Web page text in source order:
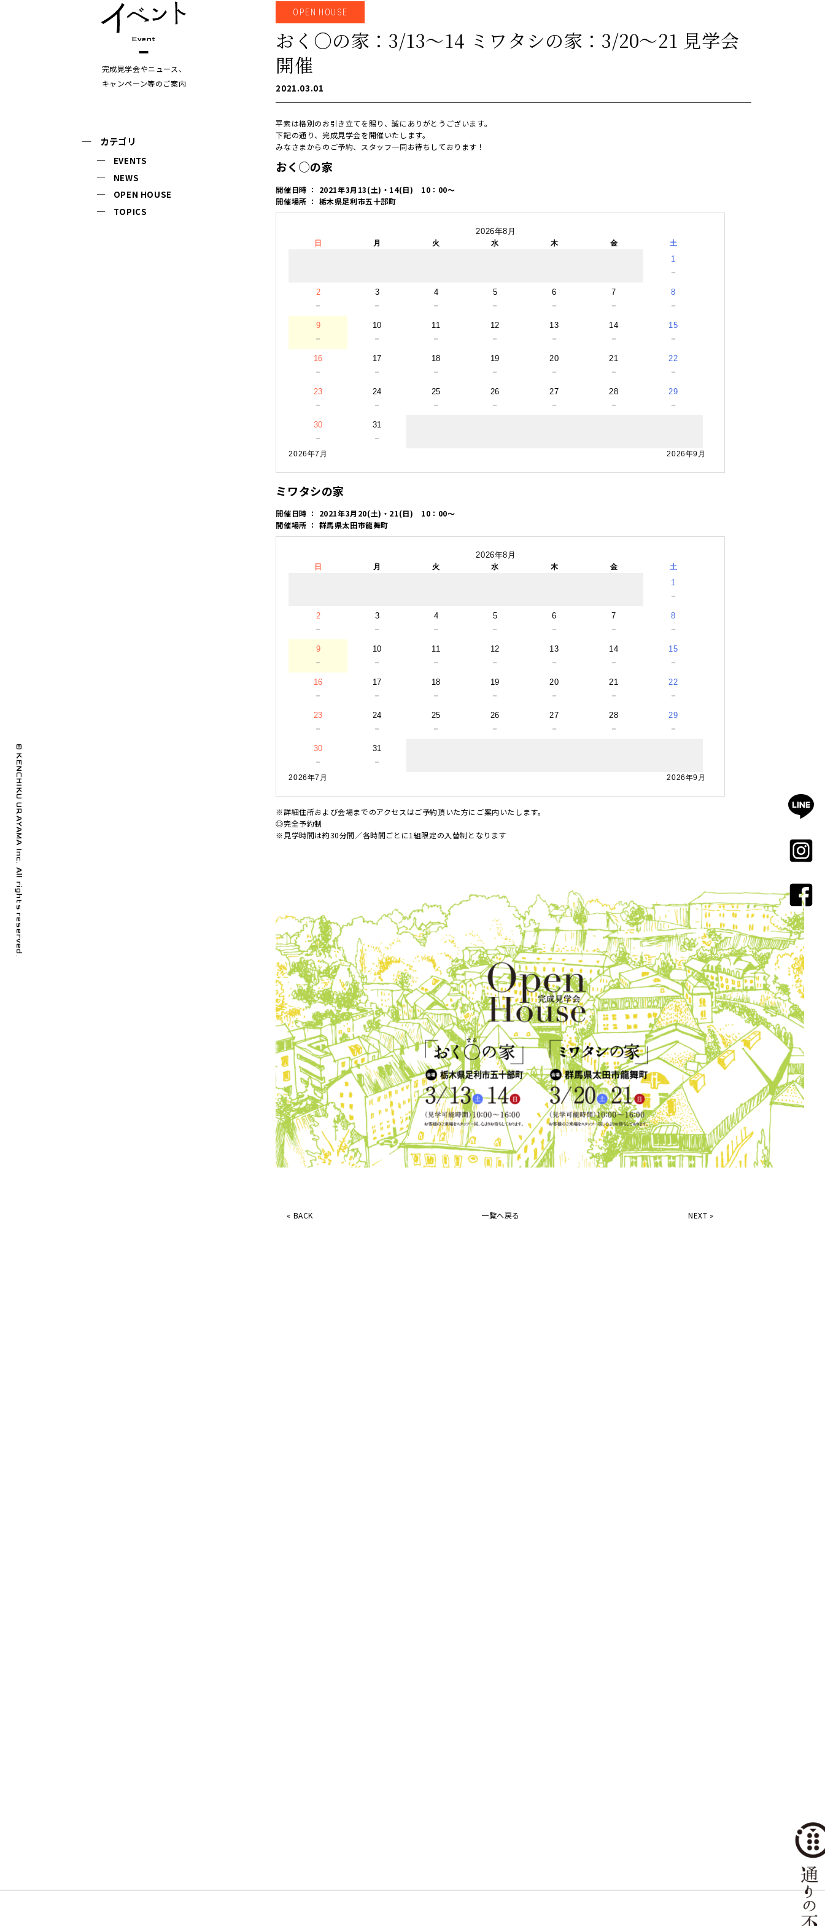
© KENCHIKU URAYAMA Inc. All rights reserved.
Event
完成見学会やニュース、
キャンペーン等のご案内
カテゴリ
EVENTS
NEWS
OPEN HOUSE
TOPICS
OPEN HOUSE
おく〇の家：3/13〜14 ミワタシの家：3/20〜21 見学会
開催
2021.03.01
平素は格別のお引き立てを賜り、誠にありがとうございます。
下記の通り、完成見学会を開催いたします。
みなさまからのご予約、スタッフ一同お待ちしております！
おく◯の家
開催日時 ： 2021年3月13(土)・14(日) 10：00～
開催場所 ： 栃木県足利市五十部町
2026年8月
日 月 火 水 木 金 土
1
－
2
－
3
－
4
－
5
－
6
－
7
－
8
－
9
－
10
－
11
－
12
－
13
－
14
－
15
－
16
－
17
－
18
－
19
－
20
－
21
－
22
－
23
－
24
－
25
－
26
－
27
－
28
－
29
－
30
－
31
－
2026年7月 2026年9月
ミワタシの家
開催日時 ： 2021年3月20(土)・21(日) 10：00～
開催場所 ： 群馬県太田市龍舞町
2026年8月
日 月 火 水 木 金 土
1
－
2
－
3
－
4
－
5
－
6
－
7
－
8
－
9
－
10
－
11
－
12
－
13
－
14
－
15
－
16
－
17
－
18
－
19
－
20
－
21
－
22
－
23
－
24
－
25
－
26
－
27
－
28
－
29
－
30
－
31
－
2026年7月 2026年9月
※詳細住所および会場までのアクセスはご予約頂いた方にご案内いたします。
◎完全予約制
※見学時間は約30分間／各時間ごとに1組限定の入替制となります
« BACK 一覧へ戻る NEXT »